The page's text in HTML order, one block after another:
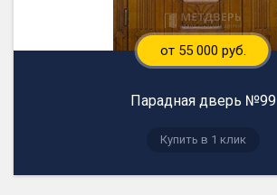
от 55 000 руб.
Парадная дверь №99
Купить в 1 клик